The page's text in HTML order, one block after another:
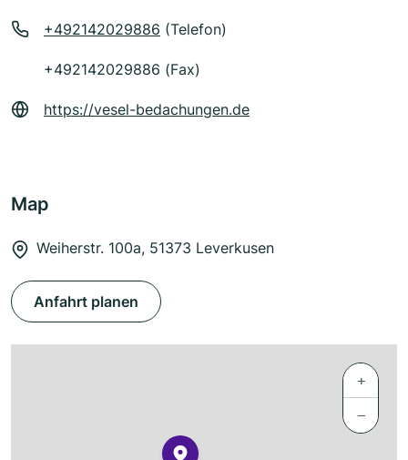
+492142029886 (Telefon)
+492142029886 (Fax)
https://vesel-bedachungen.de
Map
Weiherstr. 100a, 51373 Leverkusen
Anfahrt planen
+
−